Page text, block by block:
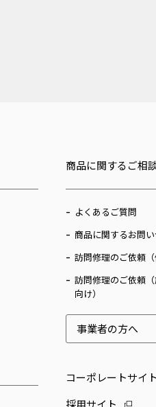
商品に関するご相
よくあるご質問
商品に関するお問
訪問修理のご依頼（
訪問修理のご依頼
向け）
事業者の方へ
コーポレートサイト
採用サイト